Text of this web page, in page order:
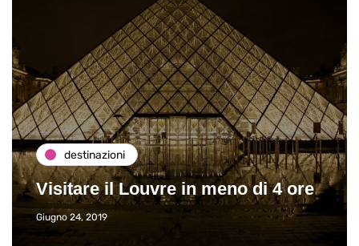
destinazioni
Paros e la Grecia di Immaturi il
Viaggio
Giugno 26, 2013